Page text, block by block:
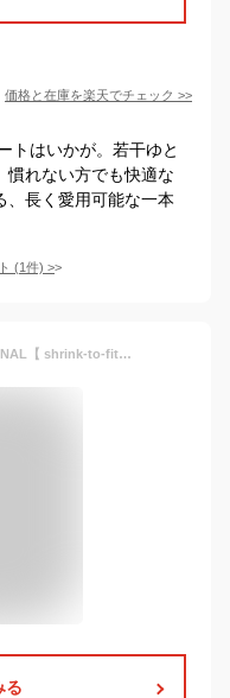
価格と在庫を楽天でチェック >>
トはいかが。若干ゆと
慣れない方でも快適な
、長く愛用可能な一本
(1件) >
リーバイス LEVI'S 501-0000 ORIGINAL【 shrink-to-fit】 オリジナル リジッド デニムパンツ 【あす楽対応】
る